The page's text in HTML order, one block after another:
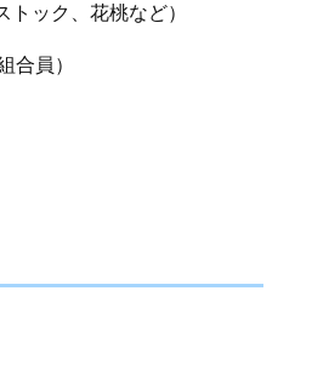
ック、花桃など）
合員）